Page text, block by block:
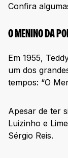
Confira
O MENINO DA
Em 1955,
um dos
tempos: “O
Apesar de ter
Luizinho e
Sérgio Reis.